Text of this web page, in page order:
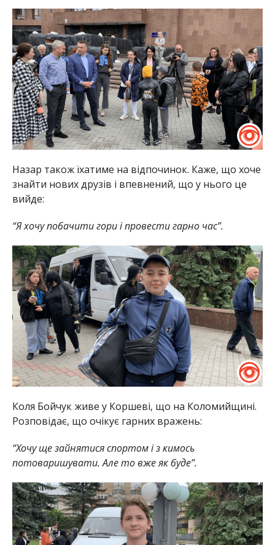
Назар також їхатиме на відпочинок. Каже, що хоче
знайти нових друзів і впевнений, що у нього це
вийде:
“Я хочу побачити гори і провести гарно час”.
Коля Бойчук живе у Коршеві, що на Коломийщині.
Розповідає, що очікує гарних вражень:
“Хочу ще зайнятися спортом і з кимось
потоваришувати. Але то вже як буде”.